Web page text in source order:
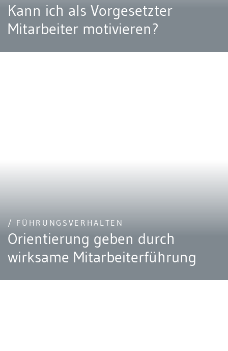
Kann ich als Vorgesetzter
Mitarbeiter motivieren?
/ FÜHRUNGSVERHALTEN
Orientierung geben durch
wirksame Mitarbeiterführung